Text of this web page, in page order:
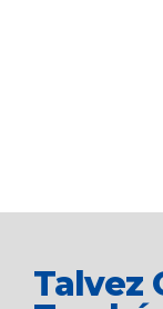
Talvez